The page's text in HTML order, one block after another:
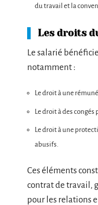
du travail et la
Les droits
Le salarié
notamment :
Le droit à une
Le droit à des congés
Le droit à une
abusifs.
Ces éléments
contrat de travail,
pour les relations